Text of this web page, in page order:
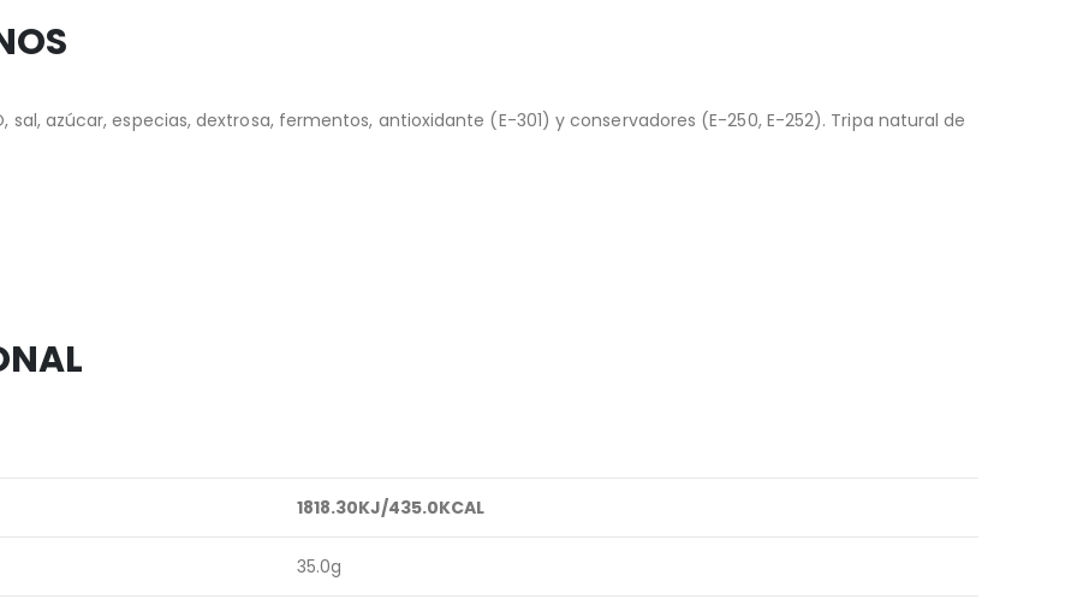
sal, azúcar, especias, dextrosa, fermentos, antioxidante (E-301) y conservadores (E-250, E-252). Tripa natural de
1818.30KJ/435.0KCAL
35.0g